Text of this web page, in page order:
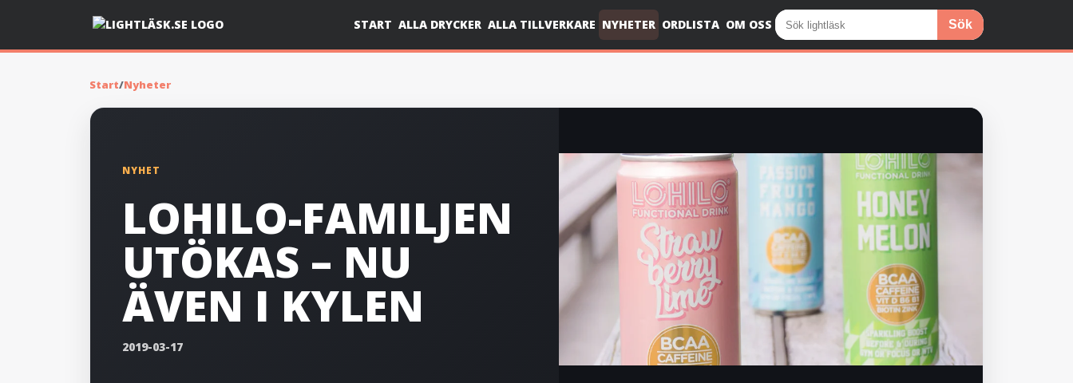
START ALLA DRYCKER ALLA TILLVERKARE NYHETER ORDLISTA OM OSS Sök
Start/Nyheter
NYHET
LOHILO-FAMILJEN
UTÖKAS – NU
ÄVEN I KYLEN
2019-03-17